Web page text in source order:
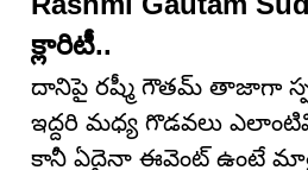
క్లారిటీ..
దానిపై రష్మీ గౌతమ్ తాజాగా
ఇద్దరి మధ్య గొడవలు
కానీ ఏదైనా ఈవెంట్ ఉంటే